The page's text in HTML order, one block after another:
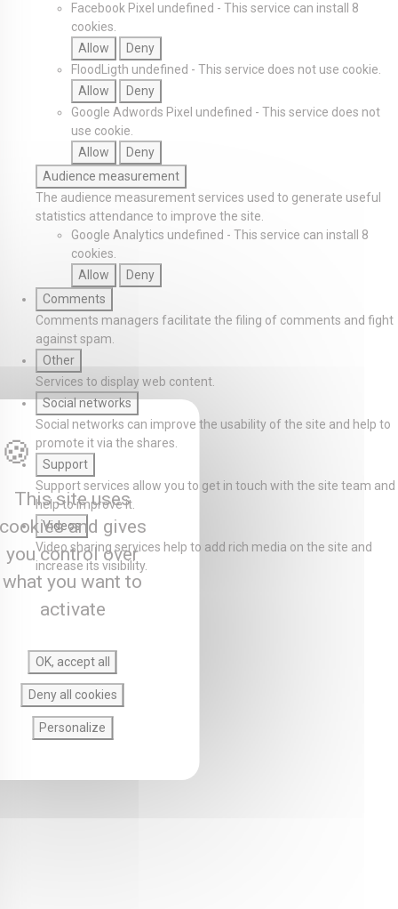
Facebook Pixel undefined - This service can install 8
cookies.
Allow
Deny
FloodLigth undefined - This service does not use cookie.
Allow
Deny
Google Adwords Pixel undefined - This service does not
use cookie.
Allow
Deny
Audience measurement
The audience measurement services used to generate useful
statistics attendance to improve the site.
Google Analytics undefined - This service can install 8
cookies.
Allow
Deny
Comments
Comments managers facilitate the filing of comments and fight
against spam.
Other
Services to display web content.
Social networks
Social networks can improve the usability of the site and help to
promote it via the shares.
Support
Support services allow you to get in touch with the site team and
help to improve it.
Videos
Video sharing services help to add rich media on the site and
increase its visibility.
This site uses
and gives
you control over
what you want to
activate
OK, accept all
Deny all cookies
Personalize